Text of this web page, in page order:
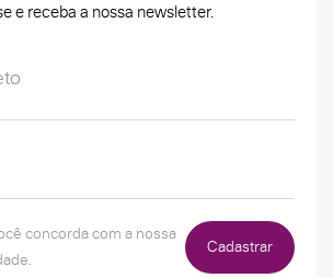
e receba a nossa newsletter.
concorda com a nossa
Cadastrar